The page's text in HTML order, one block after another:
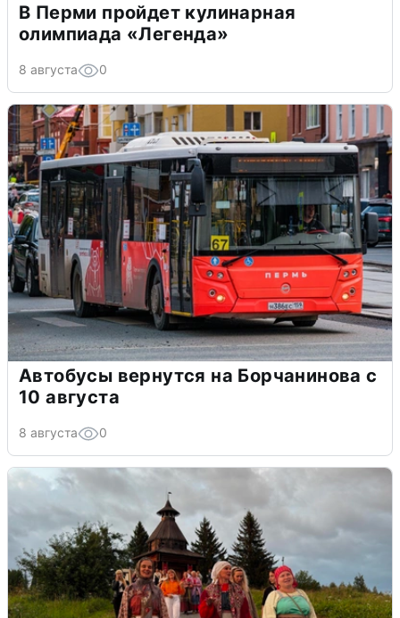
В Перми пройдет кулинарная
олимпиада «Легенда»
8 августа 0
Автобусы вернутся на Борчанинова с
10 августа
8 августа 0